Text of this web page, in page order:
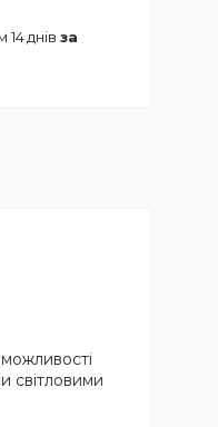
днів за
світловими